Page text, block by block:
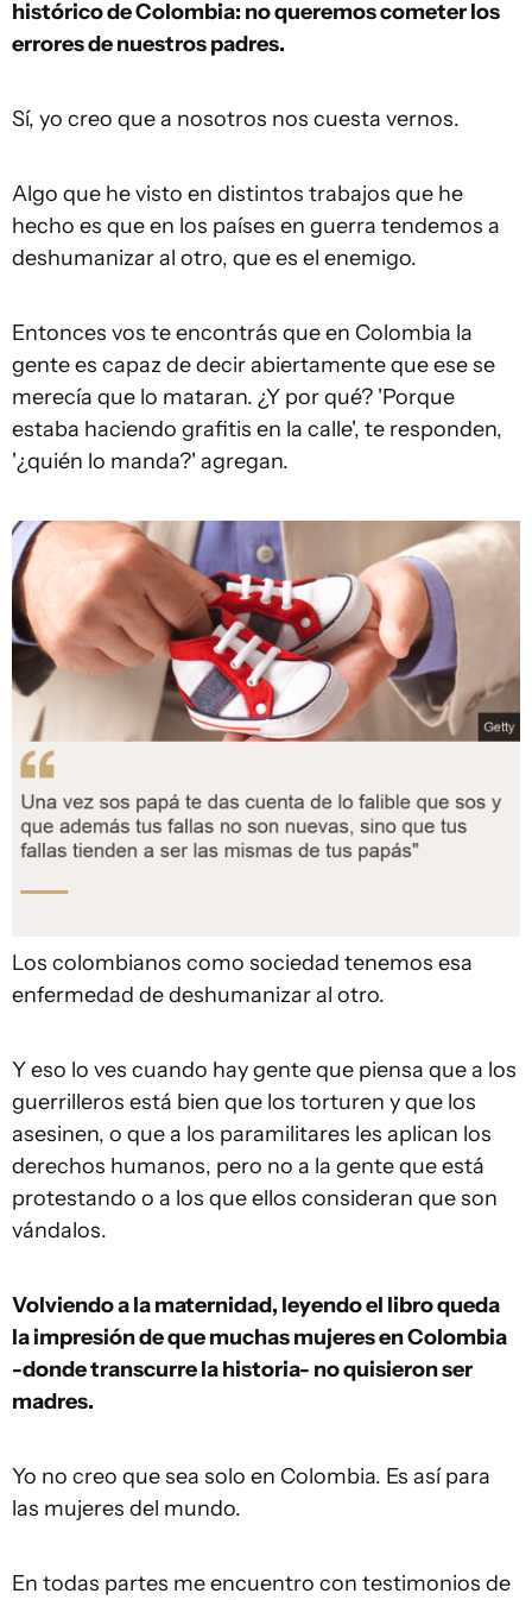
histórico deColombia: no queremos cometer los
errores de nuestros padres.
Sí, yo creo que a nosotros nos cuesta vernos.
Algo que he visto en distintos trabajos que he
hecho es que en los países en guerra tendemos a
deshumanizar al otro, que es el enemigo.
Entonces vos te encontrás que en Colombia la
gente es capaz de decir abiertamente que ese se
merecía que lo mataran. ¿Y por qué? 'Porque
estaba haciendo grafitis en la calle', te responden,
'¿quién lo manda?' agregan.
Los colombianos como sociedad tenemos esa
enfermedad de deshumanizar al otro.
Y eso lo ves cuando hay gente que piensa que a los
guerrilleros está bien que los torturen y que los
asesinen, o que a los paramilitares les aplican los
derechos humanos, pero no a la gente que está
protestando o a los que ellos consideran que son
vándalos.
Volviendo a la maternidad, leyendo el libro queda
la impresión de que muchas mujeres en Colombia
-donde transcurre la historia- no quisieron ser
madres.
Yo no creo que sea solo en Colombia. Es así para
las mujeres del mundo.
En todas partes me encuentro con testimonios de